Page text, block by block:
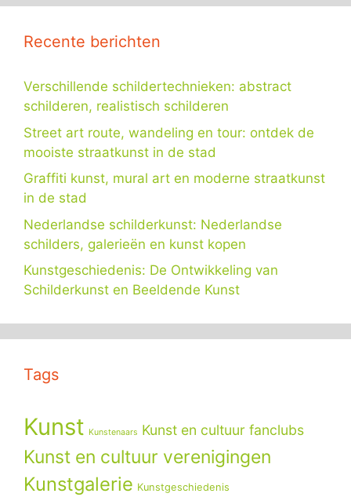
Recente berichten
Verschillende schildertechnieken: abstract
schilderen, realistisch schilderen
Street art route, wandeling en tour: ontdek de
mooiste straatkunst in de stad
Graffiti kunst, mural art en moderne straatkunst
in de stad
Nederlandse schilderkunst: Nederlandse
schilders, galerieën en kunst kopen
Kunstgeschiedenis: De Ontwikkeling van
Schilderkunst en Beeldende Kunst
Tags
Kunst Kunstenaars Kunst en cultuur fanclubs
Kunst en cultuur verenigingen
Kunstgalerie Kunstgeschiedenis